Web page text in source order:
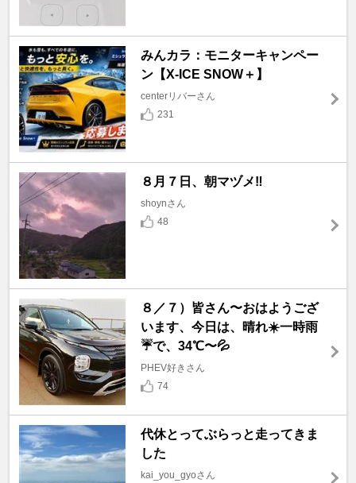
みんカラ：モニターキャンペー
ン【X-ICE SNOW＋】
centerリバーさん
231
８月７日、朝マヅメ‼️
shoynさん
48
８／７）皆さん〜おはようござ
います、今日は、晴れ☀️一時雨
☔️で、34℃〜💦
PHEV好きさん
74
代休とってぶらっと走ってきま
した
kai_you_gyoさん